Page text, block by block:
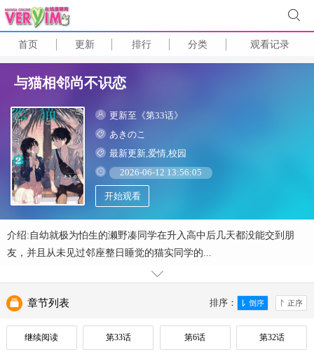
首页 更新 排行 分类 观看记录
与猫相邻尚不识恋
更新至《第33话》
あきのこ
最新更新,爱情,校园
2026-06-12 13:56:05
开始观看
介绍:自幼就极为怕生的濑野凑同学在升入高中后几天都没能交到朋
友，并且从未见过邻座整日睡觉的猫实同学的...
排序：
章节列表
继续阅读 第33话 第6话 第32话